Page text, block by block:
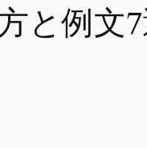
と例文